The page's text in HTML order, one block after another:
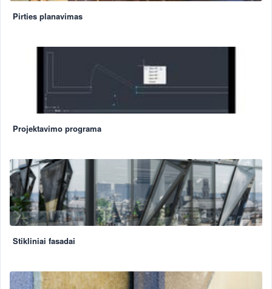
Pirties planavimas
Projektavimo programa
Stikliniai fasadai